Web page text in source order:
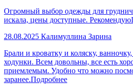
Огромный выбор одежды для
искала, цены доступные. Рекомендую
28.08.2025 Калимуллина Зарина
Брали и кроватку и коляску,
ходунки. Всем довольны, все есть
приемлемым. Удобно что можно
заранее.Подробнее